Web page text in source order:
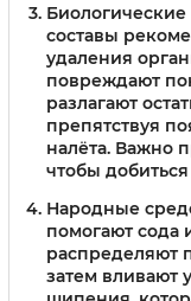
составы
удаления
повреждают
разлагают
препятствуя
налёта. Важно
чтобы
Народные
помогают сода
распределяют
затем вливают